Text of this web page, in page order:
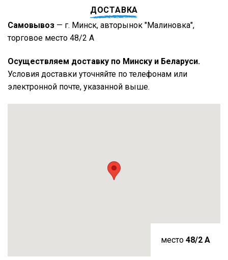
ДОСТАВКА
Самовывоз — г. Минск, авторынок "Малиновка",
торговое место 48/2 А
Осуществляем доставку по Минску и Беларуси.
Условия доставки уточняйте по телефонам или
электронной почте, указанной выше.
место 48/2 A